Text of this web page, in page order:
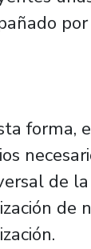
forma,
de
de